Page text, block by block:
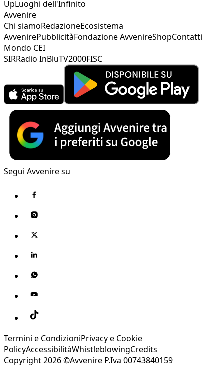
UpLuoghi dell'Infinito
Avvenire
Chi siamoRedazioneEcosistema
AvvenirePubblicitàFondazione AvvenireShopContatti
Mondo CEI
SIRRadio InBluTV2000FISC
Segui Avvenire su
Termini e CondizioniPrivacy e Cookie
PolicyAccessibilitàWhistleblowingCredits
Copyright 2026 ©Avvenire P.Iva 00743840159